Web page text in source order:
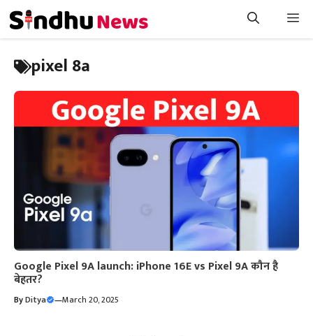
Skip
to
content
pixel 8a
Google Pixel 9A launch: iPhone 16E vs Pixel 9A कौन है
बेहतर?
ByDitya —March 20, 2025